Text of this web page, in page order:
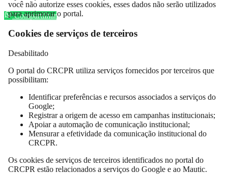
Compartilhar
você não autorize esses cookies, esses dados não serão utilizados
para aprimorar o portal.
Cookies de serviços de terceiros
Desabilitado
O portal do CRCPR utiliza serviços fornecidos por terceiros que
possibilitam:
Identificar preferências e recursos associados a serviços do
Google;
Registrar a origem de acesso em campanhas institucionais;
Apoiar a automação de comunicação institucional;
Mensurar a efetividade da comunicação institucional do
CRCPR.
Os cookies de serviços de terceiros identificados no portal do
CRCPR estão relacionados a serviços do Google e ao Mautic.